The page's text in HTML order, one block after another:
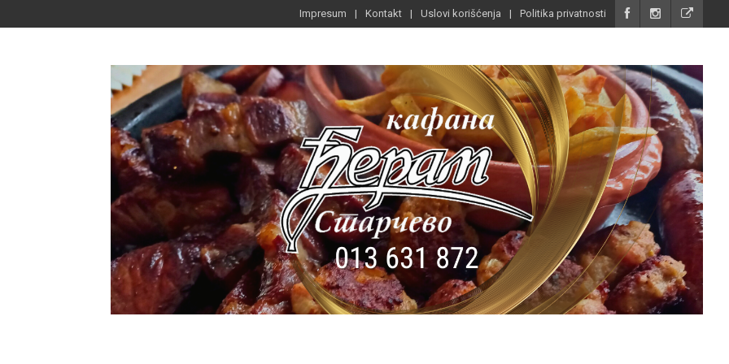
Impresum Kontakt Uslovi korišćenja Politika privatnosti